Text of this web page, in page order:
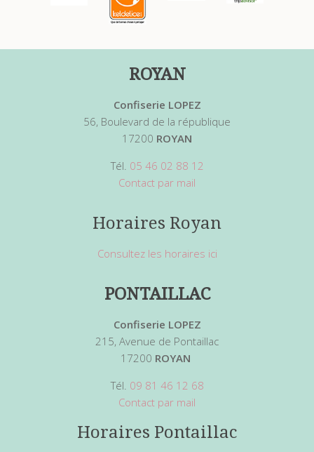
ROYAN
Confiserie LOPEZ
56, Boulevard de la république
17200 ROYAN
Tél. 05 46 02 88 12
Contact par mail
Horaires Royan
Consultez les horaires ici
PONTAILLAC
Confiserie LOPEZ
215, Avenue de Pontaillac
17200 ROYAN
Tél. 09 81 46 12 68
Contact par mail
Horaires Pontaillac